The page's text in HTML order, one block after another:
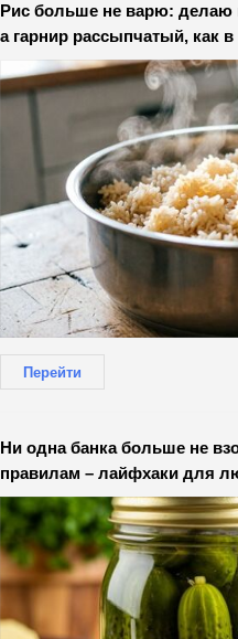
Рис больше не варю: делаю
а гарнир рассыпчатый, как в
Перейти
Ни одна банка больше не
правилам – лайфхаки для